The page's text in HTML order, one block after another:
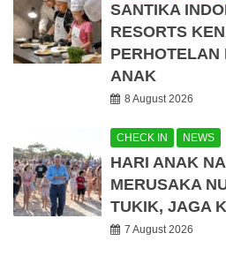
SANTIKA
RESORTS
PERHOTELAN
ANAK
8 August 2026
CHECK IN NEWS
HARI ANAK
MERUSAKA
TUKIK, JAGA
7 August 2026